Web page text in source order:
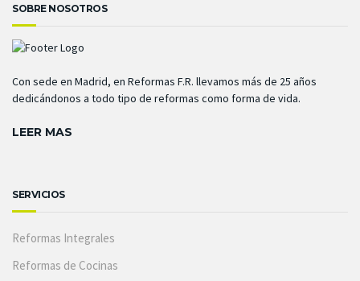
SOBRE NOSOTROS
Con sede en Madrid, en Reformas F.R. llevamos más de 25 años
dedicándonos a todo tipo de reformas como forma de vida.
LEER MAS
SERVICIOS
Reformas Integrales
Reformas de Cocinas